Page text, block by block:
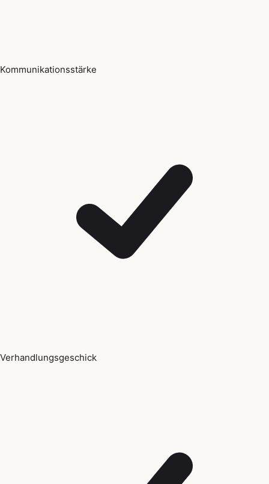
Kommunikationsstärke
Verhandlungsgeschick